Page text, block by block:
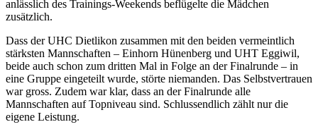
anlässlich des Trainings-Weekends beflügelte die Mädchen
zusätzlich.
Dass der UHC Dietlikon zusammen mit den beiden vermeintlich
stärksten Mannschaften – Einhorn Hünenberg und UHT Eggiwil,
beide auch schon zum dritten Mal in Folge an der Finalrunde – in
eine Gruppe eingeteilt wurde, störte niemanden. Das Selbstvertrauen
war gross. Zudem war klar, dass an der Finalrunde alle
Mannschaften auf Topniveau sind. Schlussendlich zählt nur die
eigene Leistung.